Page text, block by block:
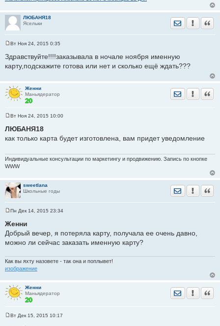
О!!! большущее спасибо
Вот, с тех самых пор и потеряла...
И только сейчас догадалась попробовать поискать.
Передайте, пожалуйста в НикуЛогистик. Когда,
ориентировочно, можно будет ее там забирать?
ЛЮБАНЯ18
Ясельки
Отправить
о
б
щ
и
е
Вт Ноя 24, 2015 0:35
Здравствуйте!!!!заказывала в ночале ноября именную
карту,подскажите готова или нет и сколько ещё ждать???
Женни
Маньядератор
Отправить
о
о
б
н
и
е
Вт Ноя 24, 2015 10:00
ЛЮБАНЯ18
как только карта будет изготовлена, вам придет уведомление
Индивидуальные консультации по маркетингу и продвижению. Запись по кнопке
WWW
sweetlana
Школьные годы
Отправить
о
о
б
е
и
е
Пн Дек 14, 2015 23:34
Женни
Добрый вечер, я потеряла карту, получала ее очень давно,
можно ли сейчас заказать именную карту?
Как вы яхту назовете - так она и поплывет!
изображение
Женни
Маньядератор
Отправить
Вт Дек 15, 2015 10:17